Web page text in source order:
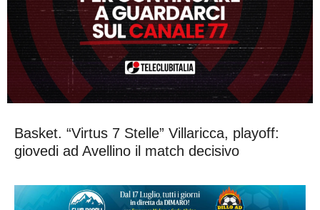
Basket. “Virtus 7 Stelle” Villaricca, playoff:
giovedi ad Avellino il match decisivo